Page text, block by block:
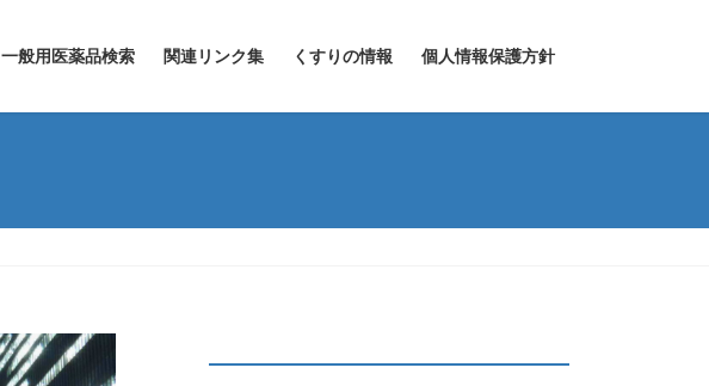
一般用医薬品検索 関連リンク集 くすりの情報 個人情報保護方針